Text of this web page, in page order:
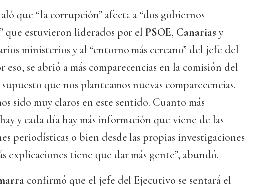
que “la corrupción” afecta a “dos gobiernos
que estuvieron liderados por el PSOE, Canarias y
ministerios y al “entorno más cercano” del jefe del
eso, se abrió a más comparecencias en la comisión del
supuesto que nos planteamos nuevas comparecencias.
sido muy claros en este sentido. Cuanto más
y cada día hay más información que viene de las
periodísticas o bien desde las propias investigaciones
explicaciones tiene que dar más gente”, abundó.
confirmó que el jefe del Ejecutivo se sentará el